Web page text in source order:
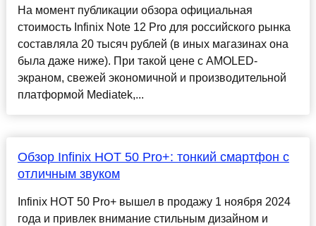
На момент публикации обзора официальная
стоимость Infinix Note 12 Pro для российского рынка
составляла 20 тысяч рублей (в иных магазинах она
была даже ниже). При такой цене с AMOLED-
экраном, свежей экономичной и производительной
платформой Mediatek,...
Обзор Infinix HOT 50 Pro+: тонкий смартфон с
отличным звуком
Infinix HOT 50 Pro+ вышел в продажу 1 ноября 2024
года и привлек внимание стильным дизайном и